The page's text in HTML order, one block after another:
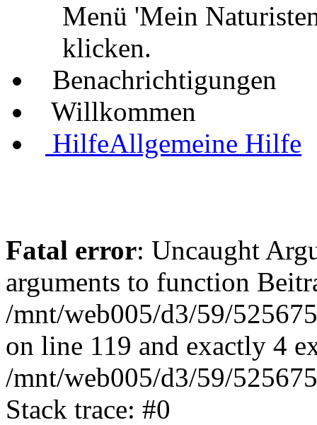
Menü 'Mein
klicken.
Benachrichtigungen
Willkommen
HilfeAllgemeine Hilfe
Fatal error: Uncaught
arguments to function
/mnt/web005/d3/59/
on line 119 and exactly 4
/mnt/web005/d3/59/
Stack trace: #0